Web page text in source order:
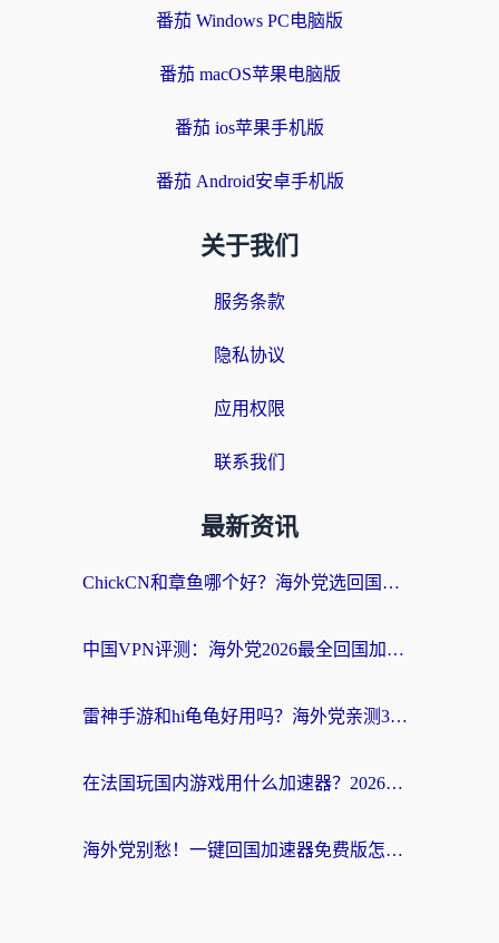
番茄 Windows PC电脑版
番茄 macOS苹果电脑版
番茄 ios苹果手机版
番茄 Android安卓手机版
关于我们
服务条款
隐私协议
应用权限
联系我们
最新资讯
ChickCN和章鱼哪个好？海外党选回国加速器的3个关键维度 + 实用避坑指南
中国VPN评测：海外党2026最全回国加速器选择指南，告别地区限制不踩坑
雷神手游和hi龟龟好用吗？海外党亲测3款回国加速器，教你选对国外到国内加速器
在法国玩国内游戏用什么加速器？2026实测解决延迟卡顿的实用指南
海外党别愁！一键回国加速器免费版怎么选？从踩坑到流畅访问的全攻略